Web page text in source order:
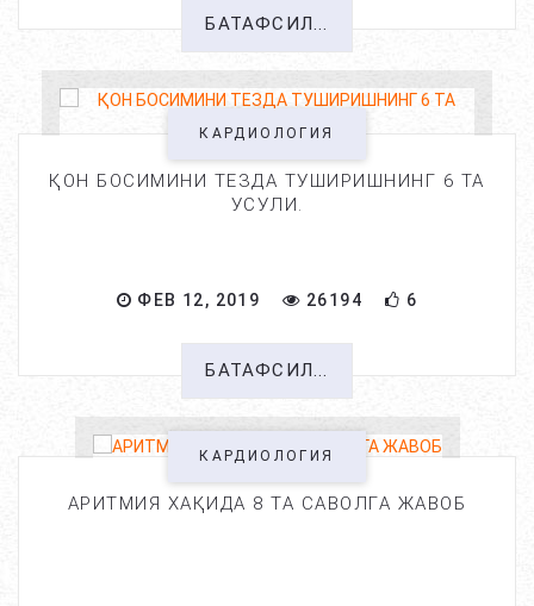
БАТАФСИЛ...
КАРДИОЛОГИЯ
ҚОН БОСИМИНИ ТЕЗДА ТУШИРИШНИНГ 6 ТА
УСУЛИ.
ФЕВ 12, 2019 26194 6
БАТАФСИЛ...
КАРДИОЛОГИЯ
АРИТМИЯ ХАҚИДА 8 ТА САВОЛГА ЖАВОБ